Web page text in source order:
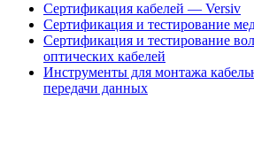
Сертификация кабелей — Versiv
Сертификация и тестирование
Сертификация и тестирование
оптических кабелей
Инструменты для монтажа
передачи данных